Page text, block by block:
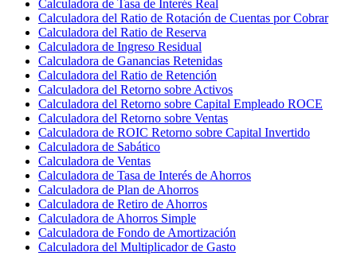
Calculadora de Tasa de Interés Real
Calculadora del Ratio de Rotación de Cuentas por Cobrar
Calculadora del Ratio de Reserva
Calculadora de Ingreso Residual
Calculadora de Ganancias Retenidas
Calculadora del Ratio de Retención
Calculadora del Retorno sobre Activos
Calculadora del Retorno sobre Capital Empleado ROCE
Calculadora del Retorno sobre Ventas
Calculadora de ROIC Retorno sobre Capital Invertido
Calculadora de Sabático
Calculadora de Ventas
Calculadora de Tasa de Interés de Ahorros
Calculadora de Plan de Ahorros
Calculadora de Retiro de Ahorros
Calculadora de Ahorros Simple
Calculadora de Fondo de Amortización
Calculadora del Multiplicador de Gasto